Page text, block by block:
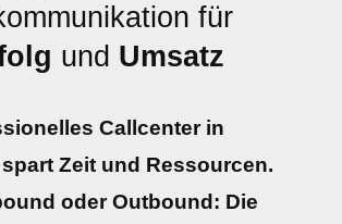
für
und Umsatz
Callcenter in
Zeit und Ressourcen.
oder Outbound: Die